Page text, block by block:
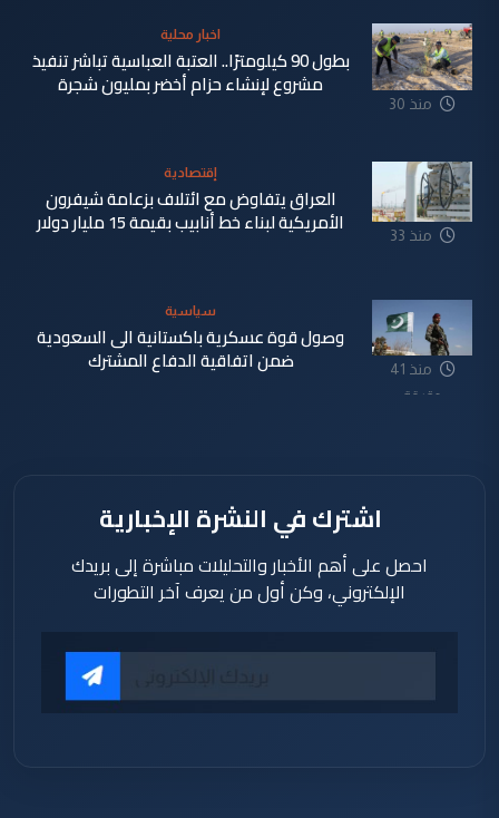
منذ 30
اخبار محلية
بطول 90 كيلومترًا.. العتبة العباسية تباشر تنفيذ
مشروع لإنشاء حزام أخضر بمليون شجرة
منذ 33
إقتصادية
العراق يتفاوض مع ائتلاف بزعامة شيفرون
الأمريكية لبناء خط أنابيب بقيمة 15 مليار دولار
منذ 41
دقيقة
سياسية
وصول قوة عسكرية باكستانية الى السعودية
ضمن اتفاقية الدفاع المشترك
اشترك في النشرة الإخبارية
احصل على أهم الأخبار والتحليلات مباشرة إلى بريدك
الإلكتروني، وكن أول من يعرف آخر التطورات